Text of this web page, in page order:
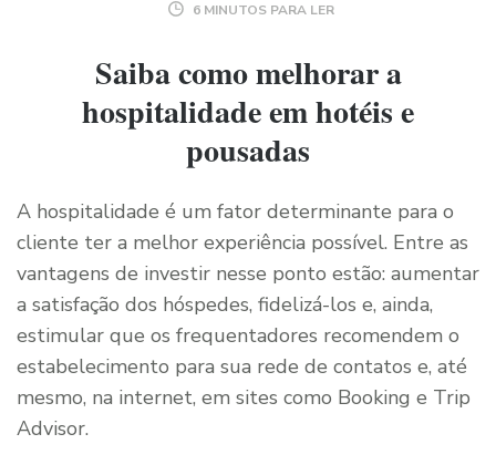
6 MINUTOS PARA LER
Saiba como melhorar a
hospitalidade em hotéis e
pousadas
A hospitalidade é um fator determinante para o
cliente ter a melhor experiência possível. Entre as
vantagens de investir nesse ponto estão: aumentar
a satisfação dos hóspedes, fidelizá-los e, ainda,
estimular que os frequentadores recomendem o
estabelecimento para sua rede de contatos e, até
mesmo, na internet, em sites como Booking e Trip
Advisor.